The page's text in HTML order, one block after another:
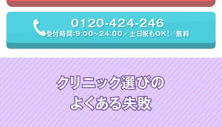
0120-424-246
受付時間：9:00〜24:00／土日祝もOK！／無料
クリニック選びの
よくある失敗